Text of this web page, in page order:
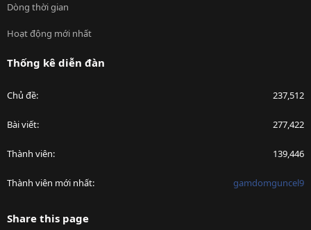
Dòng thời gian
Hoạt động mới nhất
Thống kê diễn đàn
Chủ đề 237,512
Bài viết 277,422
Thành viên 139,446
Thành viên mới nhất gamdomguncel9
Share this page